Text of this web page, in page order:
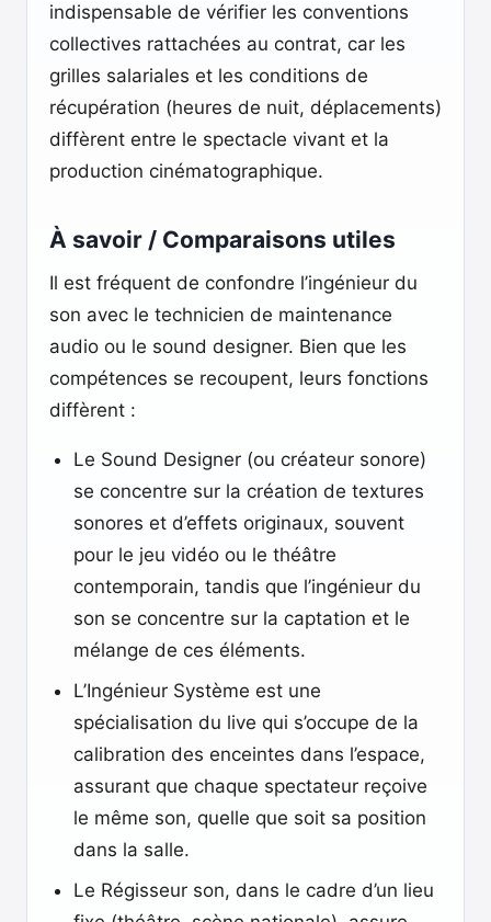
indispensable de vérifier les conventions
collectives rattachées au contrat, car les
grilles salariales et les conditions de
récupération (heures de nuit, déplacements)
diffèrent entre le spectacle vivant et la
production cinématographique.
À savoir / Comparaisons utiles
Il est fréquent de confondre l’ingénieur du
son avec le technicien de maintenance
audio ou le sound designer. Bien que les
compétences se recoupent, leurs fonctions
diffèrent :
Le Sound Designer (ou créateur sonore)
se concentre sur la création de textures
sonores et d’effets originaux, souvent
pour le jeu vidéo ou le théâtre
contemporain, tandis que l’ingénieur du
son se concentre sur la captation et le
mélange de ces éléments.
L’Ingénieur Système est une
spécialisation du live qui s’occupe de la
calibration des enceintes dans l’espace,
assurant que chaque spectateur reçoive
le même son, quelle que soit sa position
dans la salle.
Le Régisseur son, dans le cadre d’un lieu